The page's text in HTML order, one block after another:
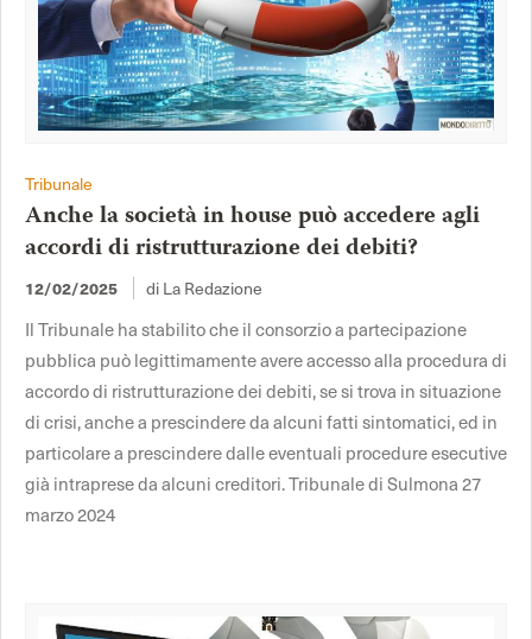
Tribunale
Anche la società in house può accedere agli
accordi di ristrutturazione dei debiti?
12/02/2025 di La Redazione
Il Tribunale ha stabilito che il consorzio a partecipazione
pubblica può legittimamente avere accesso alla procedura di
accordo di ristrutturazione dei debiti, se si trova in situazione
di crisi, anche a prescindere da alcuni fatti sintomatici, ed in
particolare a prescindere dalle eventuali procedure esecutive
già intraprese da alcuni creditori. Tribunale di Sulmona 27
marzo 2024